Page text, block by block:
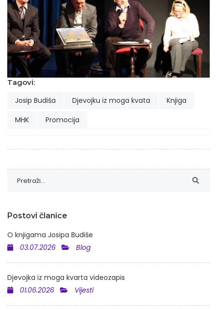
Tagovi:
Josip Budiša Djevojku iz moga kvata
Knjiga
MHK
Promocija
Postovi članice
O knjigama Josipa Budiše
03.07.2026
Blog
Djevojka iz moga kvarta videozapis
01.06.2026
Vijesti